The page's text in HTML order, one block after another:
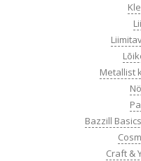
Metallist
Bazzill
Craft &